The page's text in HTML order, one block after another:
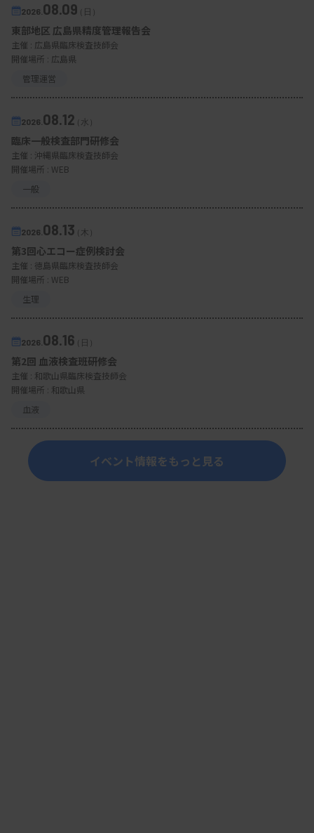
2026. 08.09（日）
東部地区 広島県精度管理報告会
主催 : 広島県臨床検査技師会
開催場所 : 広島県
管理運営
2026. 08.12（水）
臨床一般検査部門研修会
主催 : 沖縄県臨床検査技師会
開催場所 : WEB
一般
2026. 08.13（木）
第3回心エコー症例検討会
主催 : 徳島県臨床検査技師会
開催場所 : WEB
生理
2026. 08.16（日）
第2回 血液検査班研修会
主催 : 和歌山県臨床検査技師会
開催場所 : 和歌山県
血液
イベント情報をもっと見る